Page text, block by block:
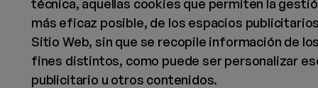
técnica, aquellas cookies que permiten la
más eficaz posible, de los espacios
Sitio Web, sin que se recopile información de
fines distintos, como puede ser personalizar
publicitario u otros contenidos.